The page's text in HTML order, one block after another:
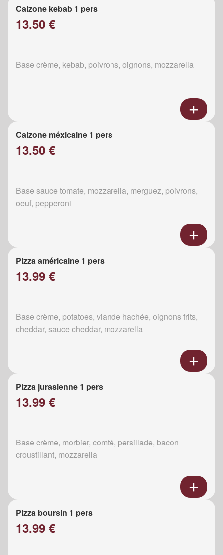
Calzone kebab 1 pers
13.50 €
Base crème, kebab, poivrons, oignons, mozzarella
Calzone méxicaine 1 pers
13.50 €
Base sauce tomate, mozzarella, merguez, poivrons,
oeuf, pepperoni
Pizza américaine 1 pers
13.99 €
Base crème, potatoes, viande hachée, oignons frits,
cheddar, sauce cheddar, mozzarella
Pizza jurasienne 1 pers
13.99 €
Base crème, morbier, comté, persillade, bacon
croustillant, mozzarella
Pizza boursin 1 pers
13.99 €